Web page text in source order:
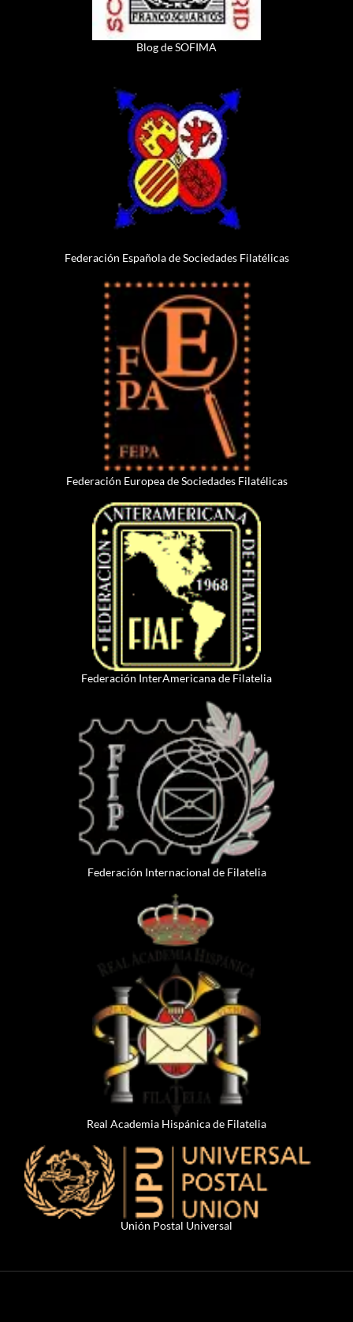
Blog de SOFIMA
Federación Española de Sociedades Filatélicas
Federación Europea de Sociedades Filatélicas
Federación InterAmericana de Filatelia
Federación Internacional de Filatelia
Real Academia Hispánica de Filatelia
Unión Postal Universal